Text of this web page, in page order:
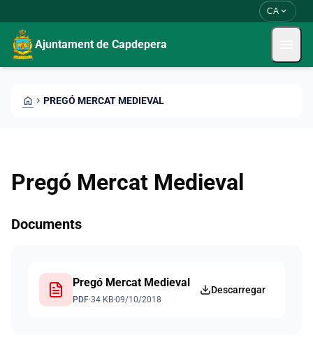
CA expand_more
Ajuntament de Capdepera
HOME CHEVRON_RIGHT PREGÓ MERCAT MEDIEVAL
Pregó Mercat Medieval
Documents
Pregó Mercat Medieval
PDF·34 KB·09/10/2018
Descarregar